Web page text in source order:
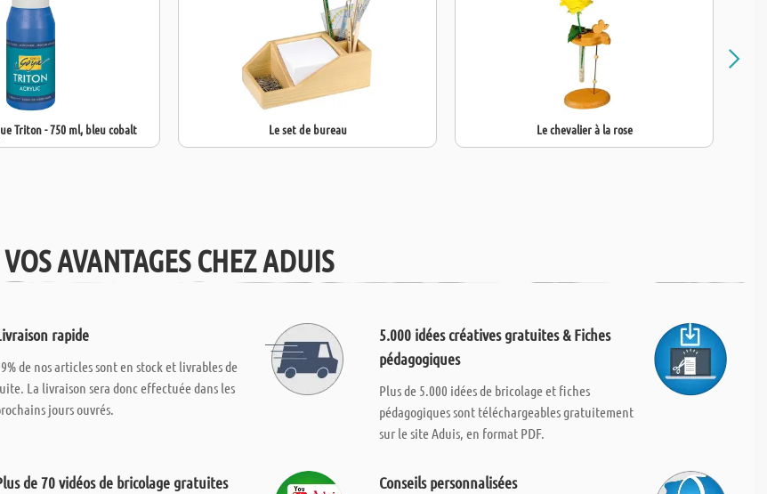
Triton - 750 ml, bleu cobalt Le set de bureau Le chevalier à la rose
VOS AVANTAGES CHEZ ADUIS
rapide
de nos articles sont en stock et livrables de
La livraison sera donc effectuée dans les
jours ouvrés.
5.000 idées créatives gratuites & Fiches
pédagogiques
Plus de 5.000 idées de bricolage et fiches
pédagogiques sont téléchargeables gratuitement
sur le site Aduis, en format PDF.
de 70 vidéos de bricolage gratuites Conseils personnalisées